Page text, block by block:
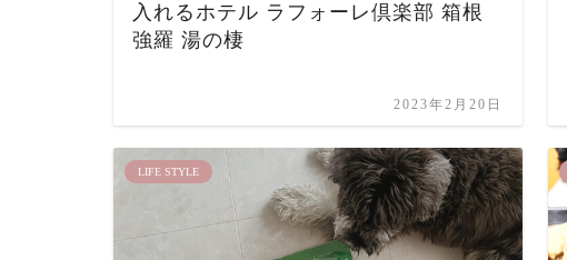
入れるホテル ラフォーレ倶楽部 箱根
強羅 湯の棲
2023年2月20日
LIFE STYLE